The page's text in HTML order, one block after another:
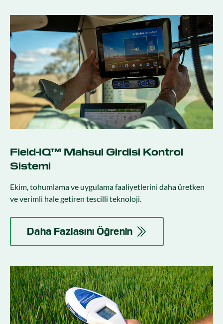
Field-IQ™ Mahsul Girdisi Kontrol
Sistemi
Ekim, tohumlama ve uygulama faaliyetlerini daha üretken
ve verimli hale getiren tescilli teknoloji.
Daha Fazlasını Öğrenin